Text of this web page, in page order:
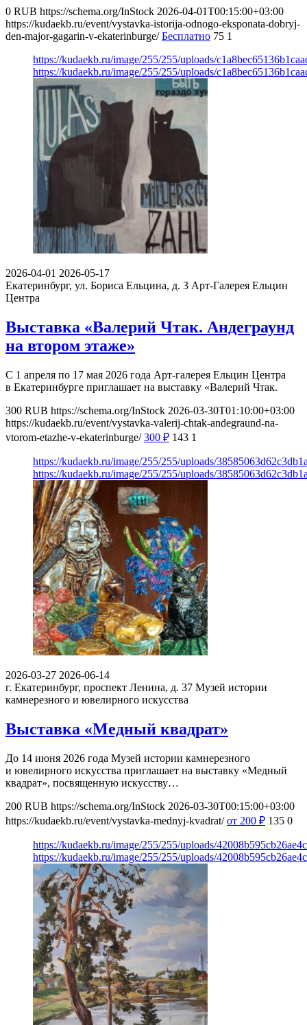
0 RUB https://schema.org/InStock 2026-04-01T00:15:00+03:00
https://kudaekb.ru/event/vystavka-istorija-odnogo-eksponata-dobryj-
den-major-gagarin-v-ekaterinburge/ Бесплатно 75 1
https://kudaekb.ru/image/255/255/uploads/
https://kudaekb.ru/image/255/255/uploads/
2026-04-01 2026-05-17
Екатеринбург, ул. Бориса Ельцина, д. 3 Арт-Галерея Ельцин
Центра
Выставка «Валерий Чтак. Андеграунд
на втором этаже»
С 1 апреля по 17 мая 2026 года Арт-галерея Ельцин Центра
в Екатеринбурге приглашает на выставку «Валерий Чтак.
300 RUB https://schema.org/InStock 2026-03-30T01:10:00+03:00
https://kudaekb.ru/event/vystavka-valerij-chtak-andegraund-na-
vtorom-etazhe-v-ekaterinburge/ 300 ₽ 143 1
https://kudaekb.ru/image/255/255/uploads/
https://kudaekb.ru/image/255/255/uploads/
2026-03-27 2026-06-14
г. Екатеринбург, проспект Ленина, д. 37 Музей истории
камнерезного и ювелирного искусства
Выставка «Медный квадрат»
До 14 июня 2026 года Музей истории камнерезного
и ювелирного искусства приглашает на выставку «Медный
квадрат», посвященную искусству…
200 RUB https://schema.org/InStock 2026-03-30T00:15:00+03:00
https://kudaekb.ru/event/vystavka-mednyj-kvadrat/ от 200 ₽ 135 0
https://kudaekb.ru/image/255/255/uploads/
https://kudaekb.ru/image/255/255/uploads/